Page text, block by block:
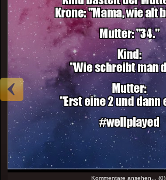
Kommentare ansehen... (0)